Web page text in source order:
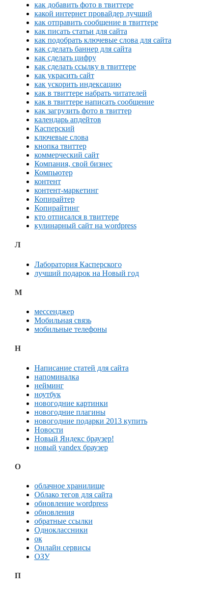
как добавить фото в твиттере
какой интернет провайдер лучший
как отправить сообщение в твиттере
как писать статьи для сайта
как подобрать ключевые слова для сайта
как сделать баннер для сайта
как сделать цифру
как сделать ссылку в твиттере
как украсить сайт
как ускорить индексацию
как в твиттере набрать читателей
как в твиттере написать сообщение
как загрузить фото в твиттер
календарь апдейтов
Касперский
ключевые слова
кнопка твиттер
коммерческий сайт
Компания, свой бизнес
Компьютер
контент
контент-маркетинг
Копирайтер
Копирайтинг
кто отписался в твиттере
кулинарный сайт на wordpress
Л
Лаборатория Касперского
лучший подарок на Новый год
М
мессенджер
Мобильная связь
мобильные телефоны
Н
Написание статей для сайта
напоминалка
нейминг
ноутбук
новогодние картинки
новогодние плагины
новогодние подарки 2013 купить
Новости
Новый Яндекс браузер!
новый yandex браузер
О
облачное хранилище
Облако тегов для сайта
обновление wordpress
обновления
обратные ссылки
Одноклассники
ок
Онлайн сервисы
ОЗУ
П